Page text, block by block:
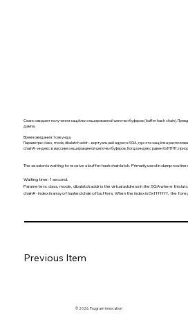
Сеанс ожидает получения защёлки хешированной цепочки буферов (buffer hash chain).
дампа.
Время ожидания: 1 секунда.
Параметры: class, mode, dbalatch addr – виртуальный адрес в SGA, где эта защёлка
chain# - индекс в массиве хешированной цепочки буферов. Когда индекс равен 0xfffffff,
The session is waiting to receive a buffer hash chain latch. Primarily used in dump
Waiting time: 1 second.
Parameters: class, mode, dbalatch addr is the virtual address in the SGA where this
chain# - index in array of hashed chain of buffers. When the index is 0xfffffff, the
Previous Item
© 2026. Program innovation